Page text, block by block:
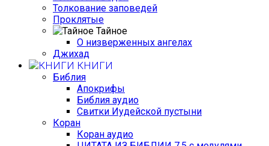
Толкование заповедей
Проклятые
Тайное
О низверженных ангелах
Джихад
КНИГИ
Библия
Апокрифы
Библия аудио
Свитки Иудейской пустыни
Коран
Коран аудио